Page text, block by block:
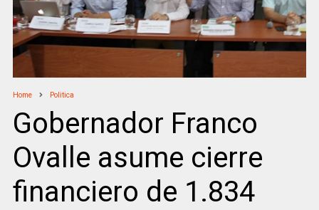
Home Politica
Gobernador Franco
Ovalle asume cierre
financiero de 1.834